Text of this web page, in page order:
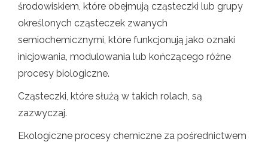
środowiskiem, które obejmują cząsteczki lub grupy
określonych cząsteczek zwanych
semiochemicznymi, które funkcjonują jako oznaki
inicjowania, modulowania lub kończącego różne
procesy biologiczne.
Cząsteczki, które służą w takich rolach, są
zazwyczaj.
Ekologiczne procesy chemiczne za pośrednictwem